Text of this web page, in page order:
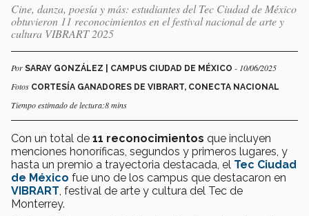
Cine, danza, poesía y más: estudiantes del Tec Ciudad de México
obtuvieron 11 reconocimientos en el festival nacional de arte y
cultura VIBRART 2025
Por SARAY GONZÁLEZ | CAMPUS CIUDAD DE MÉXICO - 10/06/2025
Fotos CORTESÍA GANADORES DE VIBRART, CONECTA NACIONAL
Tiempo estimado de lectura:8 mins
Con un total de 11 reconocimientos que incluyen
menciones honoríficas, segundos y primeros lugares, y
hasta un premio a trayectoria destacada, el Tec Ciudad
de México fue uno de los campus que destacaron en
VIBRART , festival de arte y cultura del Tec de
Monterrey.